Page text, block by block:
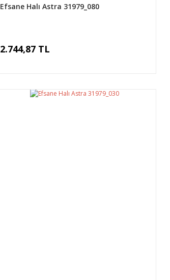
Efsane Halı Astra 31979_080
2.744,87 TL